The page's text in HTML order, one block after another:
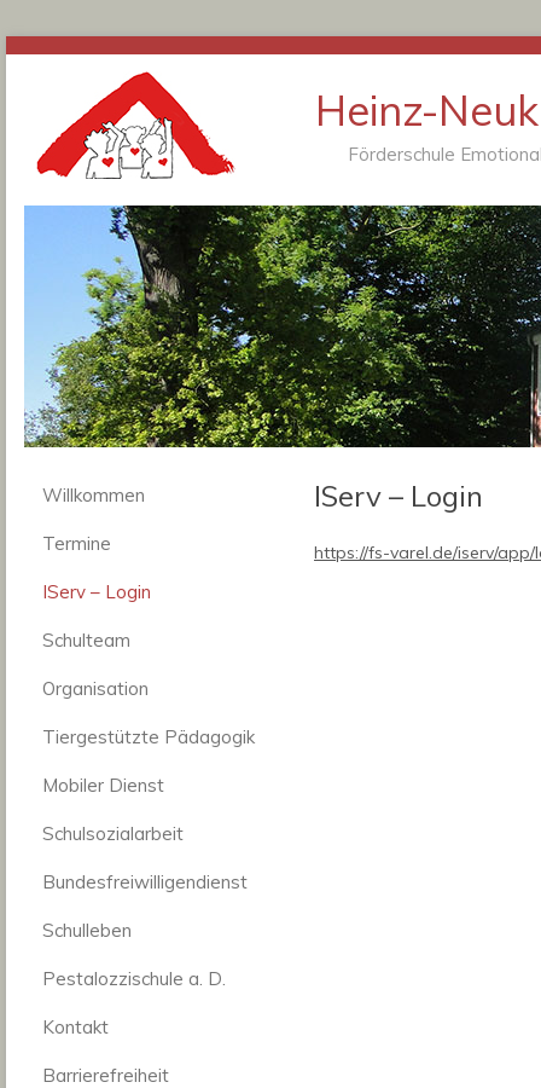
Heinz-
Förderschule
Willkommen
Termine
IServ – Login
Schulteam
Organisation
Tiergestützte Pädagogik
Mobiler Dienst
Schulsozialarbeit
Bundesfreiwilligendienst
Schulleben
Pestalozzischule a. D.
Kontakt
Barrierefreiheit
IServ – Login
https://fs-varel.de/iserv/app/